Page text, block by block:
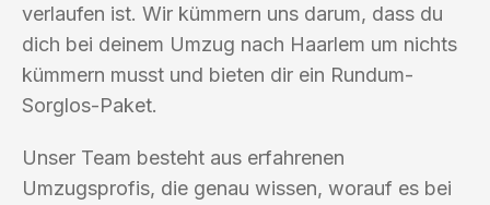
verlaufen ist. Wir kümmern uns darum, dass du
dich bei deinem Umzug nach Haarlem um nichts
kümmern musst und bieten dir ein Rundum-
Sorglos-Paket.
Unser Team besteht aus erfahrenen
Umzugsprofis, die genau wissen, worauf es bei